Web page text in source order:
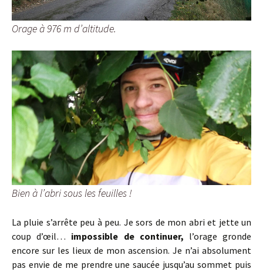
Orage à 976 m d’altitude.
Bien à l’abri sous les feuilles !
La pluie s’arrête peu à peu. Je sors de mon abri et jette un
coup d’œil… impossible de continuer, l’orage gronde
encore sur les lieux de mon ascension. Je n’ai absolument
pas envie de me prendre une saucée jusqu’au sommet puis